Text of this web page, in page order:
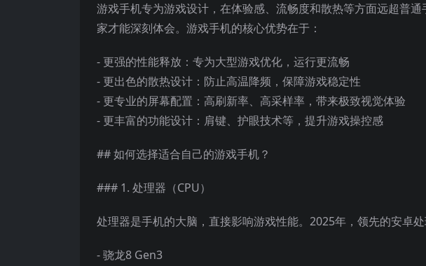
游戏手机专为游戏设计，在体验感、流畅度和散热等方面远超普
家才能深刻体会。游戏手机的核心优势在于：
- 更强的性能释放：专为大型游戏优化，运行更流畅
- 更出色的散热设计：防止高温降频，保障游戏稳定性
- 更专业的屏幕配置：高刷新率、高采样率，带来极致视觉体验
- 更丰富的功能设计：肩键、护眼技术等，提升游戏操控感
## 如何选择适合自己的游戏手机？
### 1. 处理器（CPU）
处理器是手机的大脑，直接影响游戏性能。2025年，领先的安卓处
- 骁龙8 Gen3